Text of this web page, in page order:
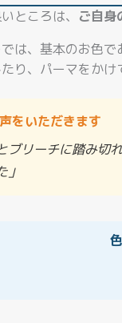
ところは、 ご自身
は、基本のお色で
り、パーマをか
をいただきます
ブリーチに踏み
」